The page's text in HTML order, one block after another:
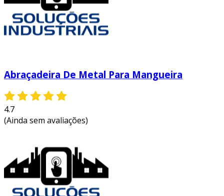
Abraçadeira De Metal Para Mangueira
4.7
(Ainda sem avaliações)